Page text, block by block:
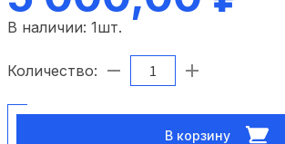
В наличии: 1шт.
Количество:
В корзину